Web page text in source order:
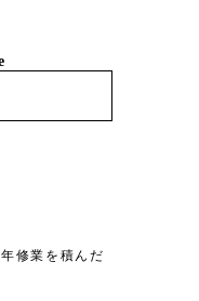
修業を積んだ